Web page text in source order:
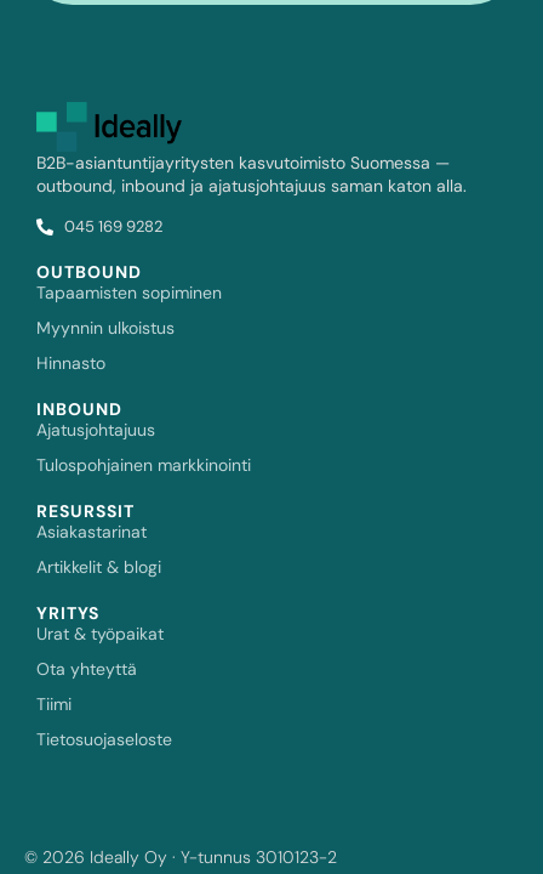
B2B-asiantuntijayritysten kasvutoimisto Suomessa —
outbound, inbound ja ajatusjohtajuus saman katon alla.
045 169 9282
OUTBOUND
Tapaamisten sopiminen
Myynnin ulkoistus
Hinnasto
INBOUND
Ajatusjohtajuus
Tulospohjainen markkinointi
RESURSSIT
Asiakastarinat
Artikkelit & blogi
YRITYS
Urat & työpaikat
Ota yhteyttä
Tiimi
Tietosuojaseloste
© 2026 Ideally Oy · Y-tunnus 3010123-2